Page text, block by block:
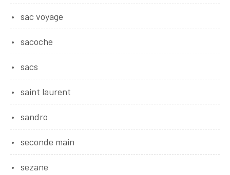
sac voyage
sacoche
sacs
saint laurent
sandro
seconde main
sezane